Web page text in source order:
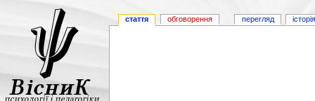
стаття обговорення перегляд